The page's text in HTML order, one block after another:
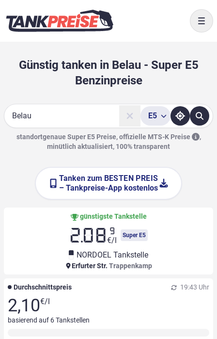
Günstig tanken in Belau - Super E5
Benzinpreise
Suche
E5
standortgenaue Super E5 Preise, offizielle MTS-K Preise
,
minütlich aktualisiert, 100% transparent
Tanken zum BESTEN PREIS
– Tankpreise-App kostenlos
günstigste Tankstelle
2.08 9
€/l
Super E5
NORDOEL Tankstelle
Erfurter Str. Trappenkamp
Durchschnittspreis 19:43 Uhr
2,10€/l
basierend auf 6Tankstellen